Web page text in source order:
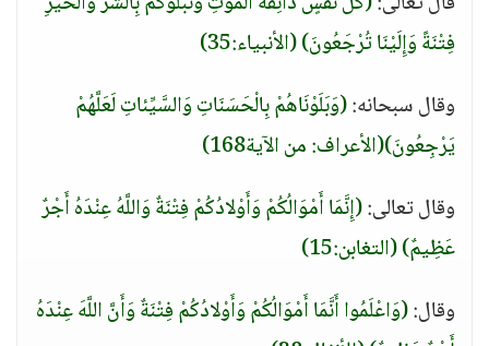
فِتْنَةً وَإِلَيْنَا تُرْجَعُونَ)(الأنبياء:35)
وقال سبحانه:(وَبَلَوْنَاهُمْ بِالْحَسَنَاتِ وَالسَّيِّئاتِ لَعَلَّهُمْ
يَرْجِعُونَ)(الأعراف: من الآية168)
وقال تعالى:(إِنَّمَا أَمْوَالُكُمْ وَأَوْلادُكُمْ فِتْنَةٌ وَاللَّهُ عِنْدَهُ أَجْرٌ
عَظِيمٌ)(التغابن:15)
وقال:(وَاعْلَمُوا أَنَّمَا أَمْوَالُكُمْ وَأَوْلادُكُمْ فِتْنَةٌ وَأَنَّ اللَّهَ عِنْدَهُ